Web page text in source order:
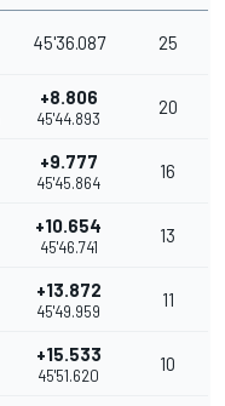
45'36.087 25
+8.806
45'44.893
20
+9.777
45'45.864
16
+10.654
45'46.741
13
+13.872
45'49.959
11
+15.533
45'51.620
10